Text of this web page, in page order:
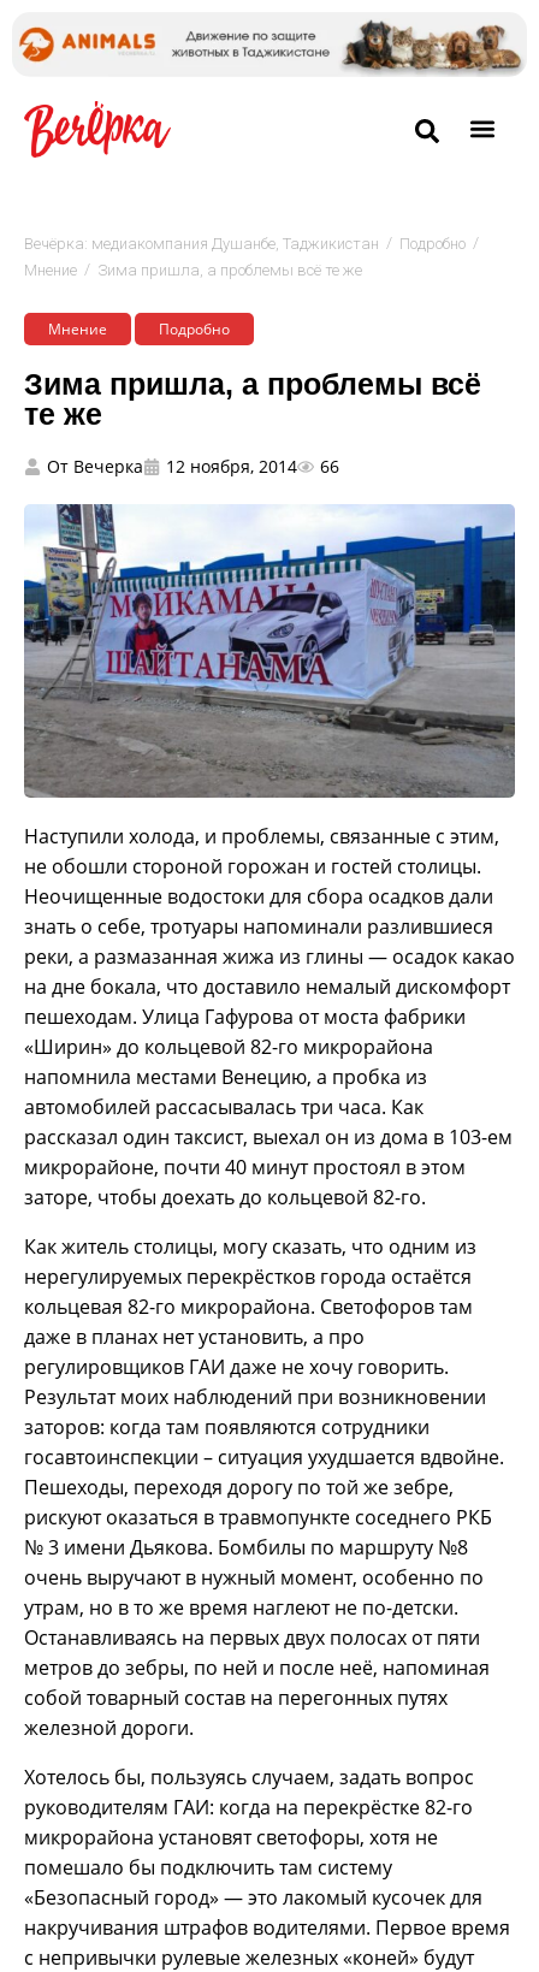
Вечёрка: медиакомпания Душанбе, Таджикистан / Подробно /
Мнение / Зима пришла, а проблемы всё те же
Мнение Подробно
Зима пришла, а проблемы всё
те же
От Вечерка 12 ноября, 2014 66
Наступили холода, и проблемы, связанные с этим,
не обошли стороной горожан и гостей столицы.
Неочищенные водостоки для сбора осадков дали
знать о себе, тротуары напоминали разлившиеся
реки, а размазанная жижа из глины — осадок какао
на дне бокала, что доставило немалый дискомфорт
пешеходам. Улица Гафурова от моста фабрики
«Ширин» до кольцевой 82-го микрорайона
напомнила местами Венецию, а пробка из
автомобилей рассасывалась три часа. Как
рассказал один таксист, выехал он из дома в 103-ем
микрорайоне, почти 40 минут простоял в этом
заторе, чтобы доехать до кольцевой 82-го.
Как житель столицы, могу сказать, что одним из
нерегулируемых перекрёстков города остаётся
кольцевая 82-го микрорайона. Светофоров там
даже в планах нет установить, а про
регулировщиков ГАИ даже не хочу говорить.
Результат моих наблюдений при возникновении
заторов: когда там появляются сотрудники
госавтоинспекции – ситуация ухудшается вдвойне.
Пешеходы, переходя дорогу по той же зебре,
рискуют оказаться в травмопункте соседнего РКБ
№ 3 имени Дьякова. Бомбилы по маршруту №8
очень выручают в нужный момент, особенно по
утрам, но в то же время наглеют не по-детски.
Останавливаясь на первых двух полосах от пяти
метров до зебры, по ней и после неё, напоминая
собой товарный состав на перегонных путях
железной дороги.
Хотелось бы, пользуясь случаем, задать вопрос
руководителям ГАИ: когда на перекрёстке 82-го
микрорайона установят светофоры, хотя не
помешало бы подключить там систему
«Безопасный город» — это лакомый кусочек для
накручивания штрафов водителями. Первое время
с непривычки рулевые железных «коней» будут